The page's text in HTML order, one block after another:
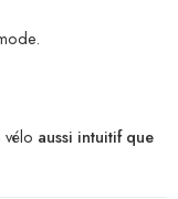
aussi intuitif que